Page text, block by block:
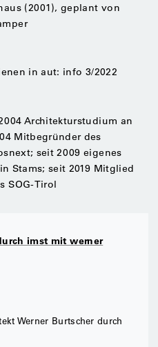
(2001), geplant von
in aut: info 3/2022
Architekturstudium an
Mitbegründer des
seit 2009 eigenes
Stams; seit 2019 Mitglied
SOG-Tirol
imst mit werner
Werner Burtscher durch